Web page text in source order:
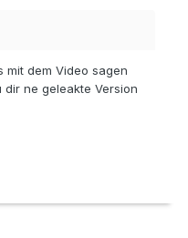
dem Video sagen
ne geleakte Version